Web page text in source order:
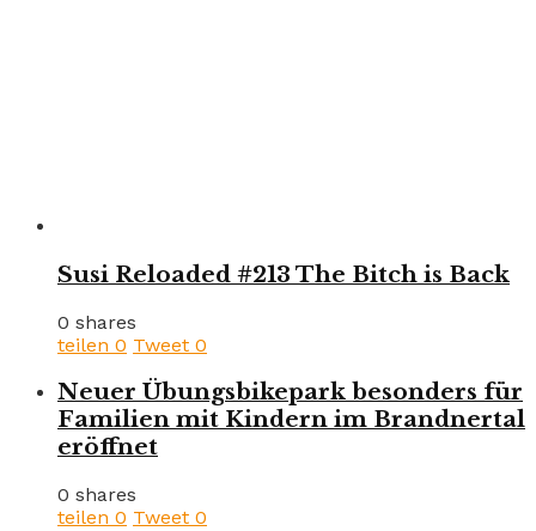
Susi Reloaded #213 The Bitch is Back
0 shares
teilen 0 Tweet 0
Neuer Übungsbikepark besonders für
Familien mit Kindern im Brandnertal
eröffnet
0 shares
teilen 0 Tweet 0